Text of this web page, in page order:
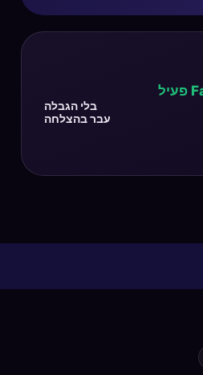
בלי הגבלה
עבר בהצלחה